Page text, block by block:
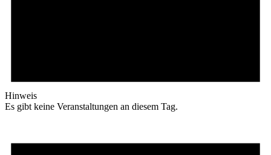
Hinweis
Es gibt keine Veranstaltungen an diesem Tag.